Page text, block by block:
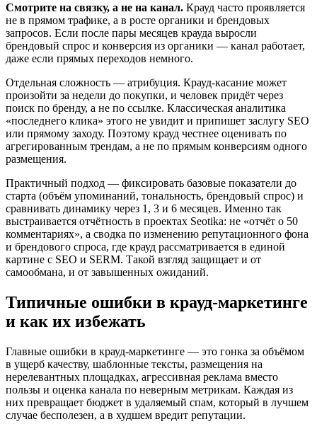
Смотрите на связку, а не на канал. Крауд часто проявляется
не в прямом трафике, а в росте органики и брендовых
запросов. Если после пары месяцев крауда выросли
брендовый спрос и конверсия из органики — канал работает,
даже если прямых переходов немного.
Отдельная сложность — атрибуция. Крауд-касание может
произойти за недели до покупки, и человек придёт через
поиск по бренду, а не по ссылке. Классическая аналитика
«последнего клика» этого не увидит и припишет заслугу SEO
или прямому заходу. Поэтому крауд честнее оценивать по
агрегированным трендам, а не по прямым конверсиям одного
размещения.
Практичный подход — фиксировать базовые показатели до
старта (объём упоминаний, тональность, брендовый спрос) и
сравнивать динамику через 1, 3 и 6 месяцев. Именно так
выстраивается отчётность в проектах Seotika: не «отчёт о 50
комментариях», а сводка по изменению репутационного фона
и брендового спроса, где крауд рассматривается в единой
картине с SEO и SERM. Такой взгляд защищает и от
самообмана, и от завышенных ожиданий.
Типичные ошибки в крауд-маркетинге
и как их избежать
Главные ошибки в крауд-маркетинге — это гонка за объёмом
в ущерб качеству, шаблонные тексты, размещения на
нерелевантных площадках, агрессивная реклама вместо
пользы и оценка канала по неверным метрикам. Каждая из
них превращает бюджет в удаляемый спам, который в лучшем
случае бесполезен, а в худшем вредит репутации.